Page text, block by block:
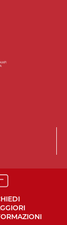
| Registro
| R.E.A. di